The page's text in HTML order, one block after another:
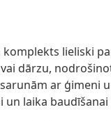
komplekts lieliski
dārzu,
ar ģimeni
un laika baudīšanai